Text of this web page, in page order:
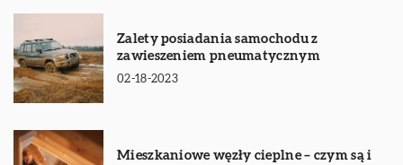
Zalety posiadania samochodu z
zawieszeniem pneumatycznym
02-18-2023
Mieszkaniowe węzły cieplne – czym są i